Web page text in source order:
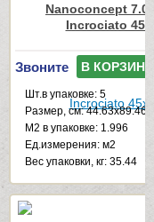
Nanoconcept 7.0
Incrociato
Звоните В КОРЗИНУ
Шт.в упаковке: 5
Размер, см: 44.63x89.46
М2 в упаковке: 1.996
Ед.измерения: м2
Веc упаковки, кг: 35.44